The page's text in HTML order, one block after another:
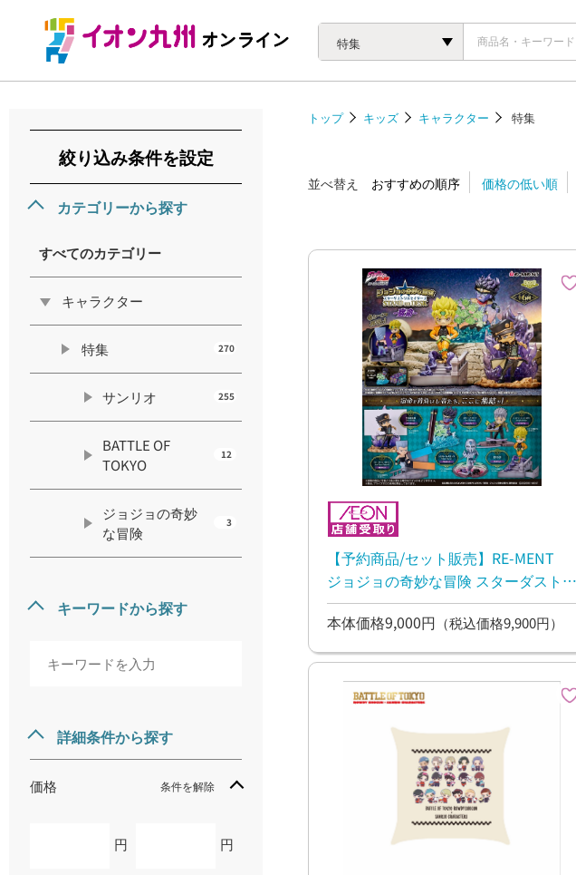
特集
絞り込み条件を設定
カテゴリーから探す
すべてのカテゴリー
キャラクター
特集 270
サンリオ 255
BATTLE OF
TOKYO
12
ジョジョの奇妙
な冒険
3
キーワードから探す
詳細条件から探す
価格 条件を解除
円 円
トップ キッズ キャラクター 特集
並べ替え おすすめの順序 価格の低い順
【予約商品/セット販売】RE-MENT
ジョジョの奇妙な冒険 スターダストク
ルセイダース STAND on DESK -宿
命- コンプリートセット（全６種）
【10月初旬お渡し予定】
本体価格9,000円 （税込価格9,900円）